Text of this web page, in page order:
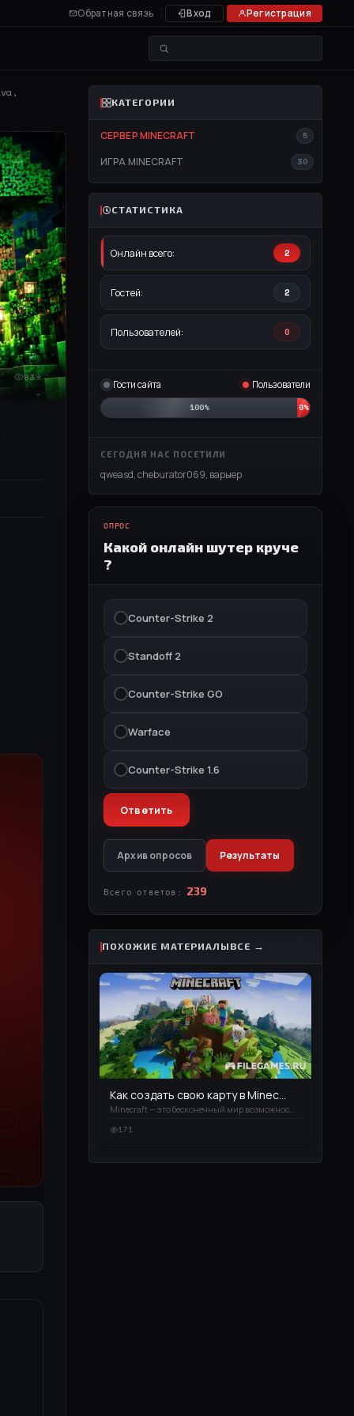
Обратная связь Вход Регистрация
83
КАТЕГОРИИ
СЕРВЕР MINECRAFT 5
ИГРА MINECRAFT 30
СТАТИСТИКА
Онлайн всего: 2
Гостей: 2
Пользователей: 0
Гости сайта
Пользователи
100%
0%
СЕГОДНЯ НАС ПОСЕТИЛИ
qweasd,cheburator069, варыер
ОПРОС
Какой онлайн шутер круче
?
Counter-Strike 2
Standoff 2
Counter-Strike GO
Warface
Counter-Strike 1.6
Архив опросов Результаты
Всего ответов: 239
ПОХОЖИЕ МАТЕРИАЛЫ ВСЕ →
Как создать свою карту в Minec...
​​​​​​​Minecraft — это бесконечный мир возможнос...
171